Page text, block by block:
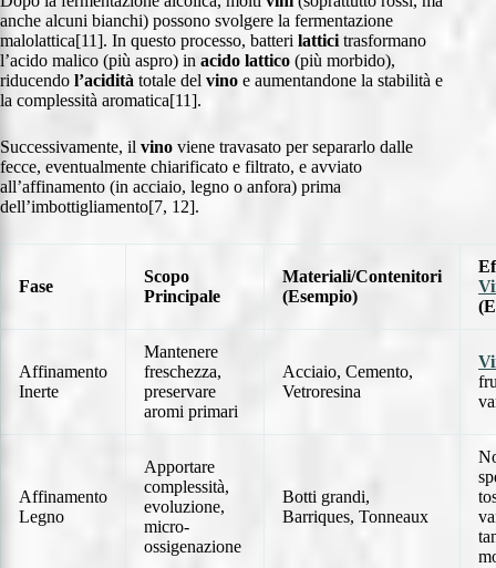
anche alcuni bianchi) possono svolgere la fermentazione
malolattica[11]. In questo processo, batteri lattici trasformano
l’acido malico (più aspro) in acido lattico (più morbido),
riducendo l’acidità totale del vino e aumentandone la stabilità e
la complessità aromatica[11].
Successivamente, il vino viene travasato per separarlo dalle
fecce, eventualmente chiarificato e filtrato, e avviato
all’affinamento (in acciaio, legno o anfora) prima
dell’imbottigliamento[7, 12].
Fase
Scopo
Principale
Materiali/Contenitori
(Esempio)
Affinamento
Inerte
Mantenere
freschezza,
preservare
aromi primari
Acciaio, Cemento,
Vetroresina
Affinamento
Legno
Apportare
complessità,
evoluzione,
micro-
ossigenazione
Botti grandi,
Barriques, Tonneaux